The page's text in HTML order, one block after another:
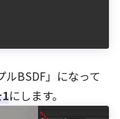
ルBSDF」になって
1にします。